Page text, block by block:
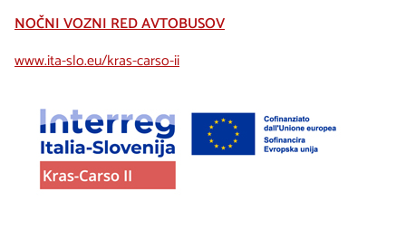
NOČNI VOZNI RED AVTOBUSOV
www.ita-slo.eu/kras-carso-ii